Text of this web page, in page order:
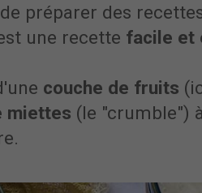
préparer des
une recette facile et
couche de fruits
miettes (le "crumble")